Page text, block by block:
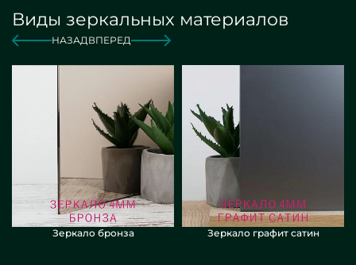
Виды зеркальных материалов
НАЗАДВПЕРЕД
Зеркало бронза Зеркало графит сатин